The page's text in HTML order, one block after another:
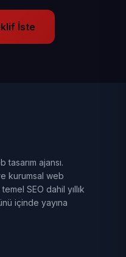
İste
ajansı.
kurumsal web
SEO dahil yıllık
içinde yayına